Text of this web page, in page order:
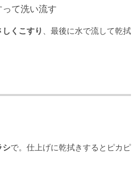
て洗い流す
しくこすり
、最後に水で流して乾拭
シで。仕上げに乾拭きするとピカピ